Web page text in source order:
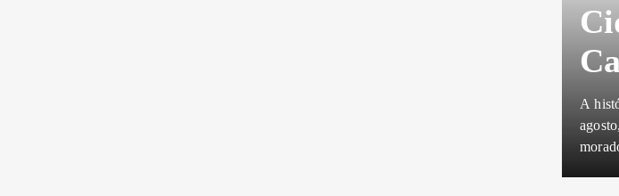
A histórica Cidade de Goiás será o próximo destino do Circuito das Cavalhadas 2026. Nos dias 14 e 15 de
agosto, o município recebe uma das mais tradicionais manifestações culturais do estado, reunindo